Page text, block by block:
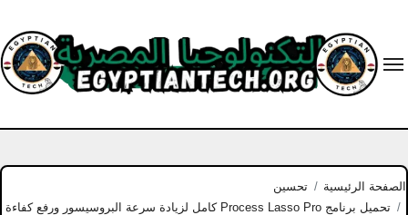
content
الصفحة الرئيسية
تحسين
تحميل برنامج Process Lasso Pro كامل لزيادة سرعة البروسيسور ورفع كفاءة